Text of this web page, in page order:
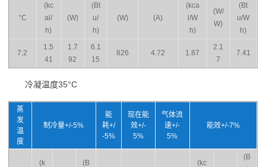
°C
(kc
al/
h)
(W)
(Bt
u/
h)
(W) (A)
(kca
l/W
h)
(W/
W)
(Bt
u/W
h)
7.2
1.5
41
1.7
92
6.1
15
826 4.72 1.87
2.1
7
7.41
冷凝温度35°C
蒸
发
温
度
制冷量+/-5%
能
耗+/
-5%
现在能
效+/-
5%
气体流
速+/-
5%
能效+/-7%
(k
(B
(kc
(B